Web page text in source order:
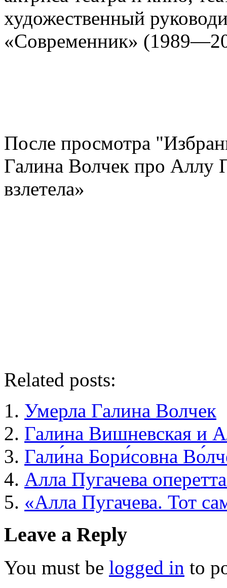
художественный
«Современник»
После просмотра
Галина Волчек про Аллу
взлетела»
Related posts:
Умерла Галина Волчек
Галина Вишневская и
Гали́на Бори́совна
Алла Пугачева
«Алла Пугачева. Тот
Leave a Reply
You must be logged in to